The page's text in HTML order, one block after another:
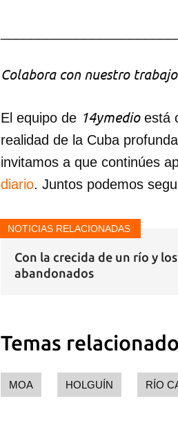
Colabora con nuestro
El equipo de 14ymedioestá
realidad de la Cuba
invitamos a que continúes
diario. Juntos podemos
NOTICIAS RELACIONADAS
Con la crecida de un río y
abandonados
Temas
MOA HOLGUÍN RÍO